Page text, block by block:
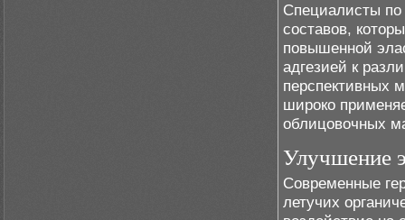
Специалисты по
составов,
повышенной
адгезией к
перспективных
широко
облицовочных
Улучшение
Современные
летучих